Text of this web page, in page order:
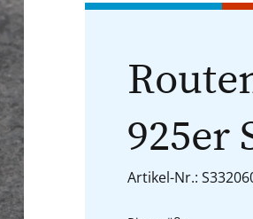
925er
Artikel-Nr.: